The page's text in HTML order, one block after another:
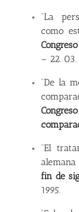
“La
como
– 22. 03.
“De la
“El
fin de
1995.